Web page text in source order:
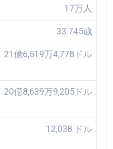
17万人
33.745歳
21億6,519万4,778ドル
20億8,639万9,205ドル
12,038 ドル